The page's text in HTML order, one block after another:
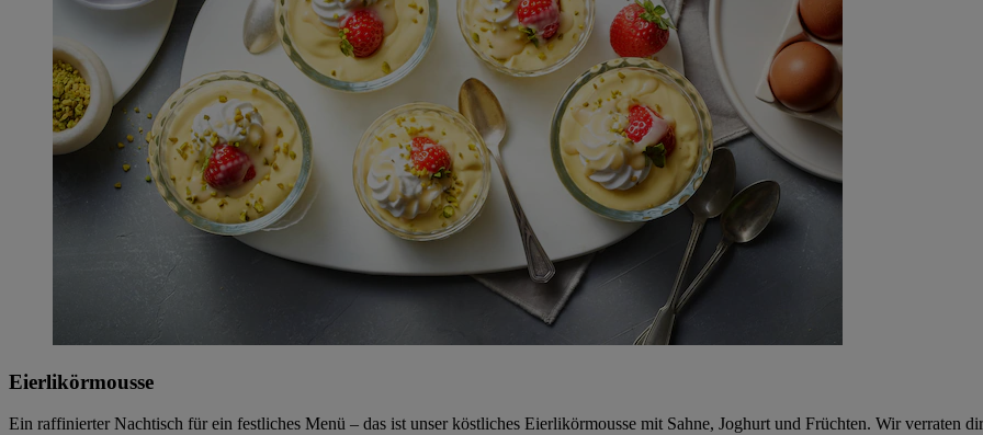
Eierlikörmousse
Ein raffinierter Nachtisch für ein festliches Menü – das ist unser köstliches Eierlikörmousse mit Sahne, Joghurt und Früchten. Wir verraten